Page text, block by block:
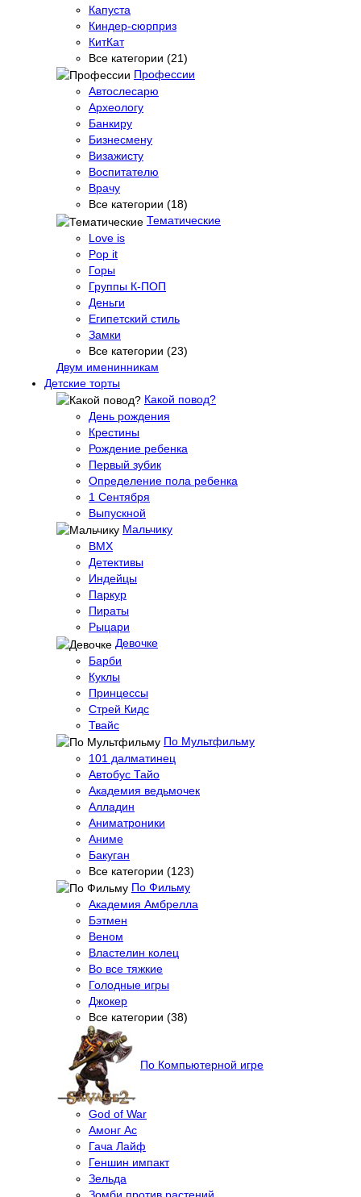
Капуста
Киндер-сюрприз
КитКат
Все категории (21)
Профессии
Автослесарю
Археологу
Банкиру
Бизнесмену
Визажисту
Воспитателю
Врачу
Все категории (18)
Тематические
Love is
Pop it
Горы
Группы К-ПОП
Деньги
Египетский стиль
Замки
Все категории (23)
Двум именинникам
Детские торты
Какой повод?
День рождения
Крестины
Рождение ребенка
Первый зубик
Определение пола ребенка
1 Сентября
Выпускной
Мальчику
BMX
Детективы
Индейцы
Паркур
Пираты
Рыцари
Девочке
Барби
Куклы
Принцессы
Стрей Кидс
Твайс
По Мультфильму
101 далматинец
Автобус Тайо
Академия ведьмочек
Алладин
Аниматроники
Аниме
Бакуган
Все категории (123)
По Фильму
Академия Амбрелла
Бэтмен
Веном
Властелин колец
Во все тяжкие
Голодные игры
Джокер
Все категории (38)
По Компьютерной игре
God of War
Амонг Ас
Гача Лайф
Геншин импакт
Зельда